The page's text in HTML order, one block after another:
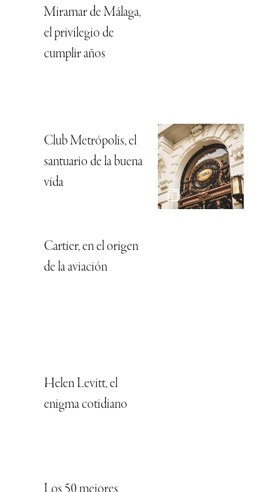
Miramar de Málaga,
el privilegio de
cumplir años
Club Metrópolis, el
santuario de la buena
vida
Cartier, en el origen
de la aviación
Helen Levitt, el
enigma cotidiano